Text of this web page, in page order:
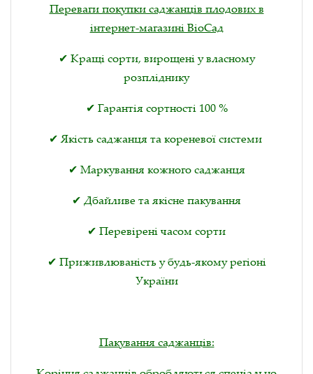
Переваги покупки саджанців плодових в
інтернет-магазині ВіоСад
✔ Кращі сорти, вирощені у власному
розпліднику
✔ Гарантія сортності 100 %
✔ Якість саджанця та кореневої системи
✔ Маркування кожного саджанця
✔ Дбайливе та якісне пакування
✔ Перевірені часом сорти
✔ Приживлюваність у будь-якому регіоні
України
Пакування саджанців: